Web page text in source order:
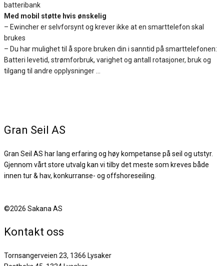
batteribank
Med mobil støtte hvis ønskelig
– Ewincher er selvforsynt og krever ikke at en smarttelefon skal
brukes
– Du har mulighet til å spore bruken din i sanntid på smarttelefonen:
Batteri levetid, strømforbruk, varighet og antall rotasjoner, bruk og
tilgang til andre opplysninger …
Gran Seil AS
Gran Seil AS har lang erfaring og høy kompetanse på seil og utstyr.
Gjennom vårt store utvalg kan vi tilby det meste som kreves både
innen tur & hav, konkurranse- og offshoreseiling.
©2026 Sakana AS
Kontakt oss
Tornsangerveien 23, 1366 Lysaker